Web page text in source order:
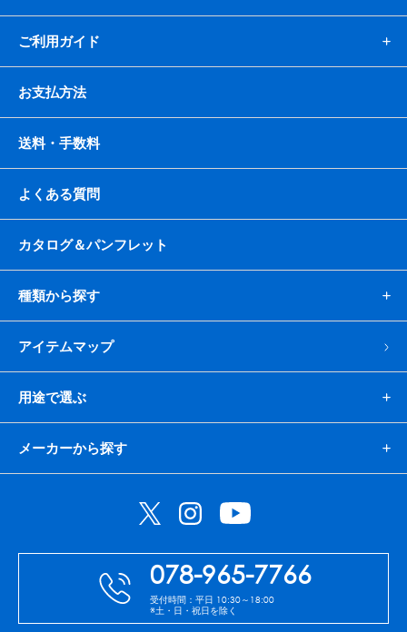
ご利用ガイド
お支払方法
送料・手数料
よくある質問
カタログ＆パンフレット
種類から探す
アイテムマップ
用途で選ぶ
メーカーから探す
078-965-7766
受付時間：平日 10:30～18:00
※土・日・祝日を除く